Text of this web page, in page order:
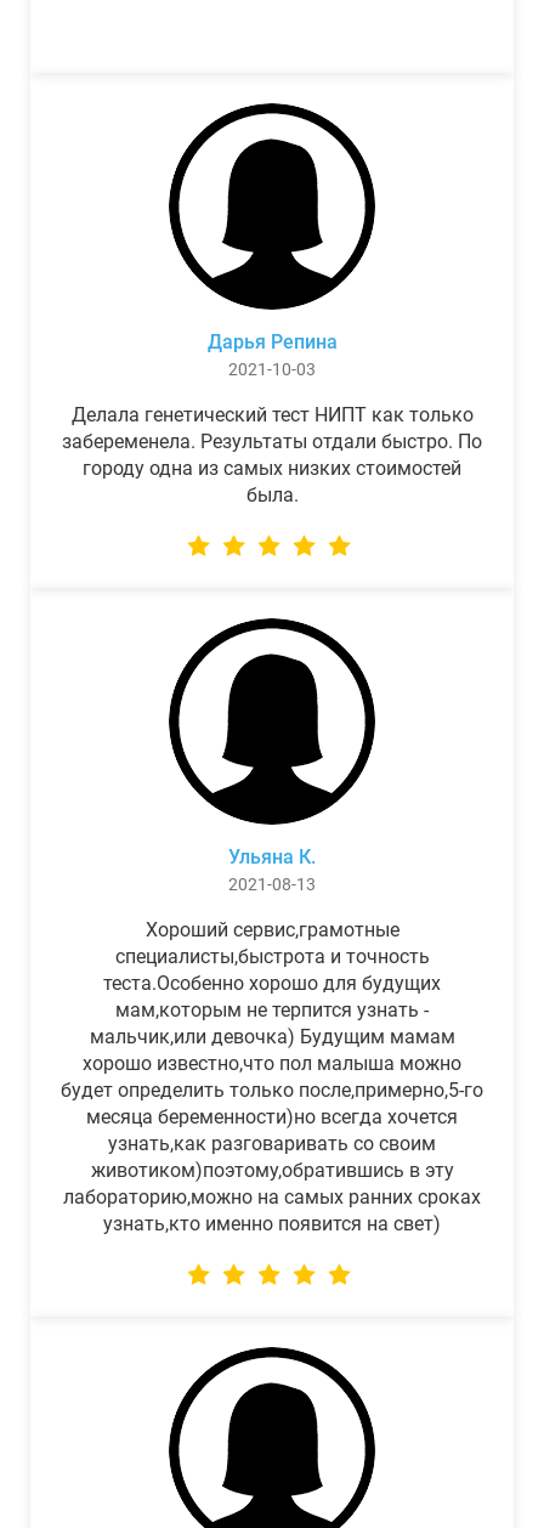
Дарья Репина
2021-10-03
Делала генетический тест НИПТ как только
забеременела. Результаты отдали быстро. По
городу одна из самых низких стоимостей
была.
Ульяна К.
2021-08-13
Хороший сервис,грамотные
специалисты,быстрота и точность
теста.Особенно хорошо для будущих
мам,которым не терпится узнать -
мальчик,или девочка) Будущим мамам
хорошо известно,что пол малыша можно
будет определить только после,примерно,5-го
месяца беременности)но всегда хочется
узнать,как разговаривать со своим
животиком)поэтому,обратившись в эту
лабораторию,можно на самых ранних сроках
узнать,кто именно появится на свет)